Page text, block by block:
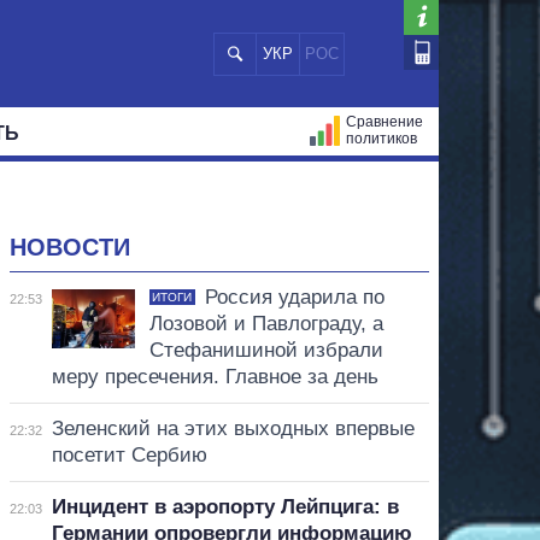
УКР РОС
Сравнение
политиков
НОВОСТИ
22:53 ИТОГИ
Россия ударила по
Лозовой и Павлограду, а
Стефанишиной избрали
меру пресечения. Главное за день
22:32
Зеленский на этих выходных впервые
посетит Сербию
22:03
Инцидент в аэропорту Лейпцига: в
Германии опровергли информацию